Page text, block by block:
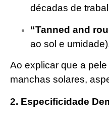
décadas de
“Tanned and
ao sol e
Ao explicar que a
manchas solares,
2. Especificidade